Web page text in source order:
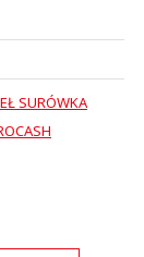
SURÓWKA